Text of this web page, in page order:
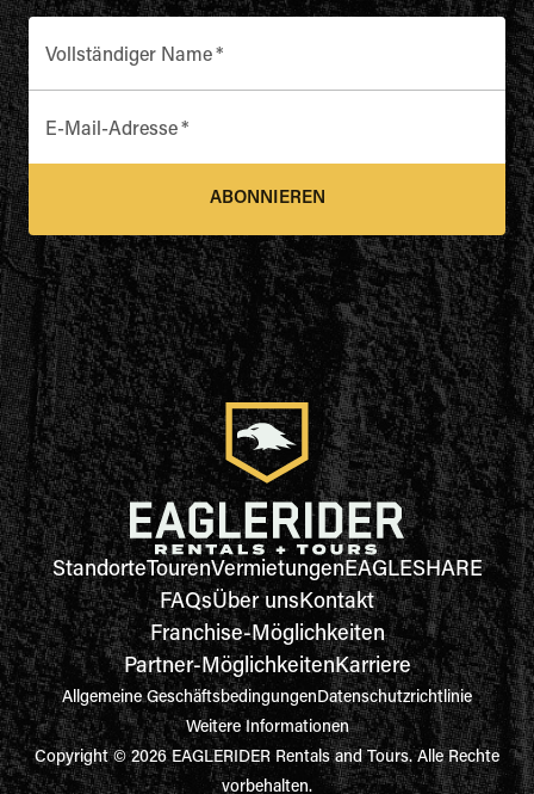
Vollständiger Name*
E-Mail-Adresse*
ABONNIEREN
StandorteTourenVermietungenEAGLESHARE
FAQsÜber unsKontakt
Franchise-Möglichkeiten
Partner-MöglichkeitenKarriere
Allgemeine GeschäftsbedingungenDatenschutzrichtlinie
Weitere Informationen
Copyright © 2026 EAGLERIDER Rentals and Tours. Alle Rechte
vorbehalten.